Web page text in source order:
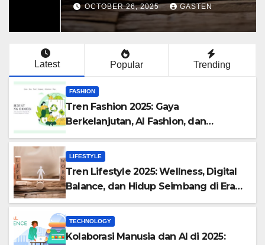
Revolusi Personal Style
OCTOBER 26, 2025 GASTEN
Latest Popular Trending
FASHION
Tren Fashion 2025: Gaya
Berkelanjutan, AI Fashion, dan
Revolusi Personal Style
LIFESTYLE
Tren Lifestyle 2025: Wellness, Digital
Balance, dan Hidup Seimbang di Era
Modern
TECHNOLOGY
Kolaborasi Manusia dan AI di 2025: